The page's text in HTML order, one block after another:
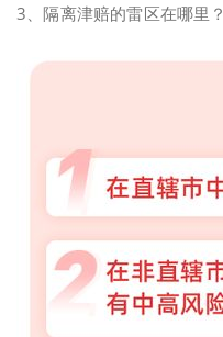
3、隔离津赔的雷区在哪里？